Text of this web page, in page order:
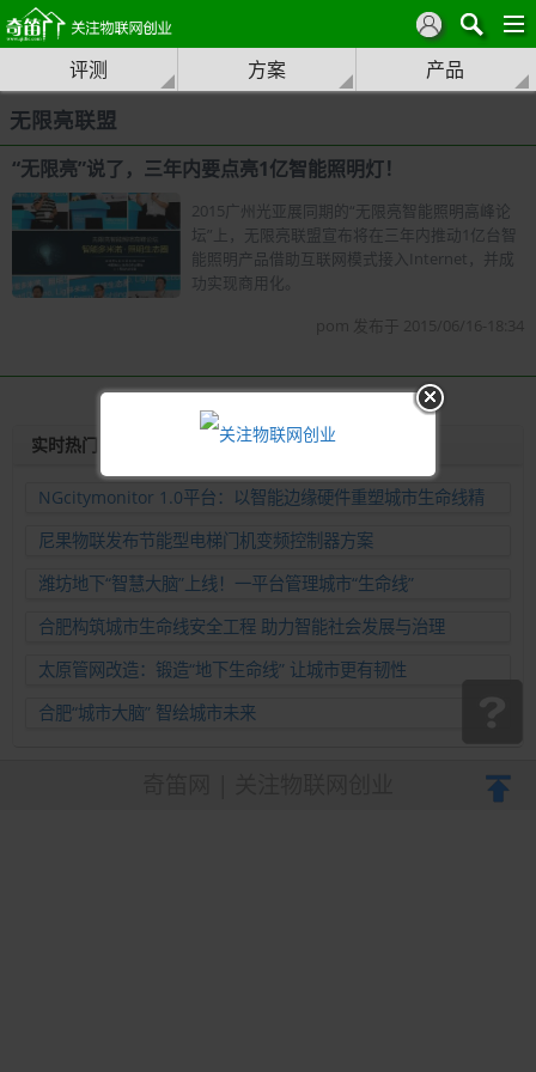
评测 方案 产品
无限亮联盟
“无限亮”说了，三年内要点亮1亿智能照明灯！
2015广州光亚展同期的“无限亮智能照明高峰论
坛”上，无限亮联盟宣布将在三年内推动1亿台智
能照明产品借助互联网模式接入Internet，并成
功实现商用化。
pom 发布于 2015/06/16-18:34
实时热门
NGcitymonitor 1.0平台：以智能边缘硬件重塑城市生命线精
准运维新范式
尼果物联发布节能型电梯门机变频控制器方案
潍坊地下“智慧大脑”上线！一平台管理城市“生命线”
合肥构筑城市生命线安全工程 助力智能社会发展与治理
太原管网改造：锻造“地下生命线” 让城市更有韧性
合肥“城市大脑” 智绘城市未来